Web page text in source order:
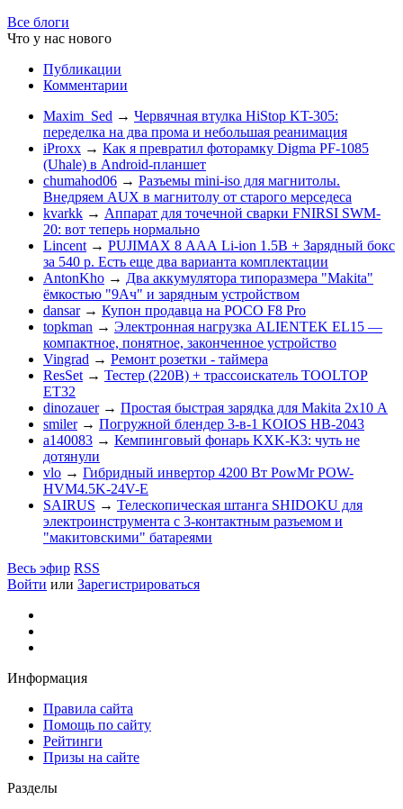
Все блоги
Что у нас нового
Публикации
Комментарии
Maxim_Sed → Червячная втулка HiStop KT-305:
переделка на два прома и небольшая реанимация
iProxx → Как я превратил фоторамку Digma PF-1085
(Uhale) в Android-планшет
chumahod06 → Разъемы mini-iso для магнитолы.
Внедряем AUX в магнитолу от старого мерседеса
kvarkk → Аппарат для точечной сварки FNIRSI SWM-
20: вот теперь нормально
Lincent → PUJIMAX 8 ААА Li-ion 1.5В + Зарядный бокс
за 540 р. Есть еще два варианта комплектации
AntonKho → Два аккумулятора типоразмера "Makita"
ёмкостью "9Ач" и зарядным устройством
dansar → Купон продавца на POCO F8 Pro
topkman → Электронная нагрузка ALIENTEK EL15 —
компактное, понятное, законченное устройство
Vingrad → Ремонт розетки - таймера
ResSet → Тестер (220В) + трассоискатель TOOLTOP
ET32
dinozauer → Простая быстрая зарядка для Makita 2х10 А
smiler → Погружной блендер 3-в-1 KOIOS HB-2043
a140083 → Кемпинговый фонарь KXK-K3: чуть не
дотянули
vlo → Гибридный инвертор 4200 Вт PowMr POW-
HVM4.5K-24V-E
SAIRUS → Телескопическая штанга SHIDOKU для
электроинструмента с 3-контактным разъемом и
"макитовскими" батареями
Весь эфир RSS
Войти или Зарегистрироваться
Информация
Правила сайта
Помощь по сайту
Рейтинги
Призы на сайте
Разделы